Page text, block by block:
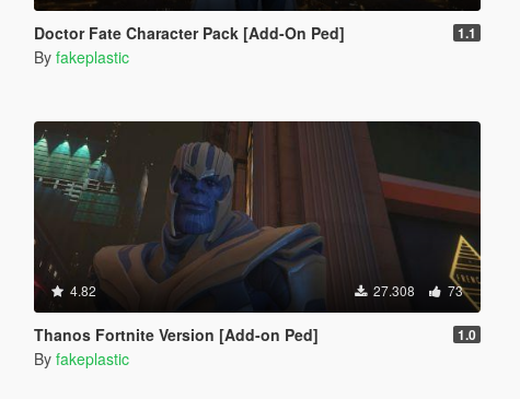
Doctor Fate Character Pack [Add-On Ped] 1.1
By fakeplastic
4.82 27.308 73
Thanos Fortnite Version [Add-on Ped] 1.0
By fakeplastic